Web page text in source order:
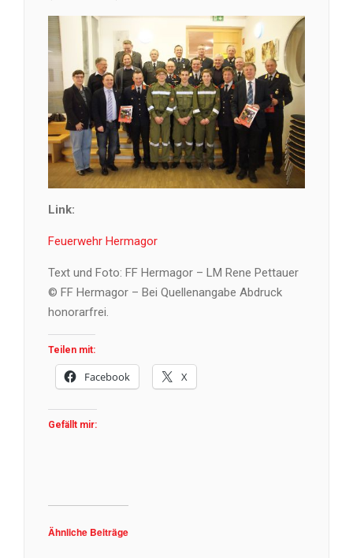
Link:
Feuerwehr Hermagor
Text und Foto: FF Hermagor – LM Rene Pettauer
© FF Hermagor – Bei Quellenangabe Abdruck
honorarfrei.
Teilen mit:
Facebook X
Gefällt mir:
Ähnliche Beiträge